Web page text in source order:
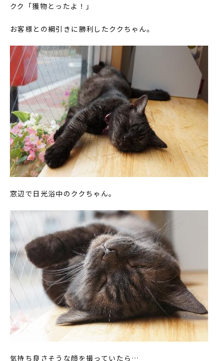
クク「獲物とったよ！」
お客様との綱引きに勝利したククちゃん。
窓辺で日光浴中のククちゃん。
気持ち良さそうな顔を撮っていたら…